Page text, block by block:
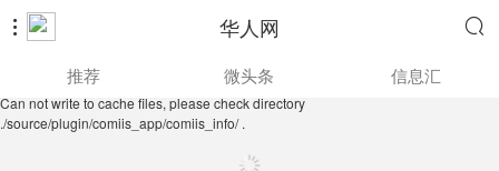
 华人网 
./source/plugin/comiis_app/comiis_info/ .
推荐 微头条 信息汇
Can not write to cache files, please check directory
./source/plugin/comiis_app/comiis_info/ .